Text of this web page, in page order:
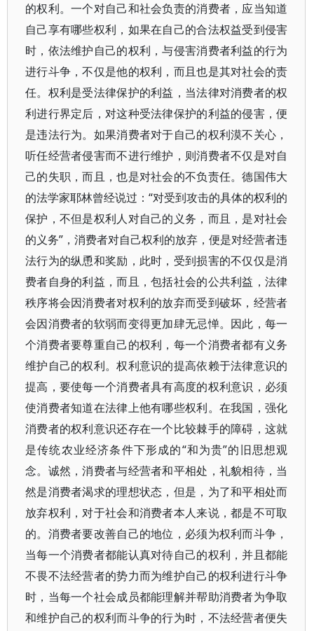
的权利。一个对自己和社会负责的消费者，应当知道
自己享有哪些权利，如果在自己的合法权益受到侵害
时，依法维护自己的权利，与侵害消费者利益的行为
进行斗争，不仅是他的权利，而且也是其对社会的责
任。权利是受法律保护的利益，当法律对消费者的权
利进行界定后，对这种受法律保护的利益的侵害，便
是违法行为。如果消费者对于自己的权利漠不关心，
听任经营者侵害而不进行维护，则消费者不仅是对自
己的失职，而且，也是对社会的不负责任。德国伟大
的法学家耶林曾经说过：“对受到攻击的具体的权利的
保护，不但是权利人对自己的义务，而且，是对社会
的义务”，消费者对自己权利的放弃，便是对经营者违
法行为的纵恿和奖励，此时，受到损害的不仅仅是消
费者自身的利益，而且，包括社会的公共利益，法律
秩序将会因消费者对权利的放弃而受到破坏，经营者
会因消费者的软弱而变得更加肆无忌惮。因此，每一
个消费者要尊重自己的权利，每一个消费者都有义务
维护自己的权利。权利意识的提高依赖于法律意识的
提高，要使每一个消费者具有高度的权利意识，必须
使消费者知道在法律上他有哪些权利。在我国，强化
消费者的权利意识还存在一个比较棘手的障碍，这就
是传统农业经济条件下形成的“和为贵”的旧思想观
念。诚然，消费者与经营者和平相处，礼貌相待，当
然是消费者渴求的理想状态，但是，为了和平相处而
放弃权利，对于社会和消费者本人来说，都是不可取
的。消费者要改善自己的地位，必须为权利而斗争，
当每一个消费者都能认真对待自己的权利，并且都能
不畏不法经营者的势力而为维护自己的权利进行斗争
时，当每一个社会成员都能理解并帮助消费者为争取
和维护自己的权利而斗争的行为时，不法经营者便失